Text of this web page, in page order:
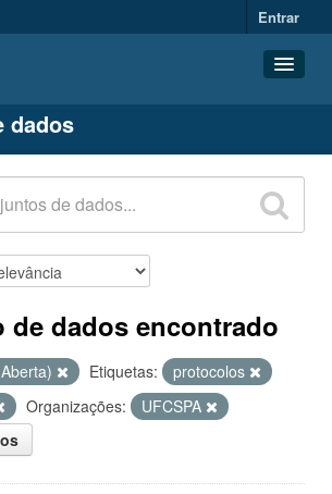
Entrar
dados
de dados encontrado
Etiquetas:
protocolos
Organizações:
UFCSPA